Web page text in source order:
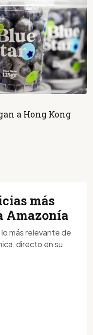
a Hong Kong
más
Amazonía
más relevante de
directo en su